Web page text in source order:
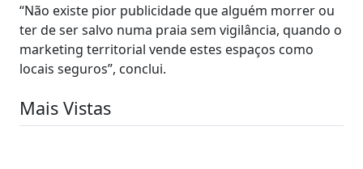
“Não existe pior publicidade que alguém morrer ou
ter de ser salvo numa praia sem vigilância, quando o
marketing territorial vende estes espaços como
locais seguros”, conclui.
Mais Vistas